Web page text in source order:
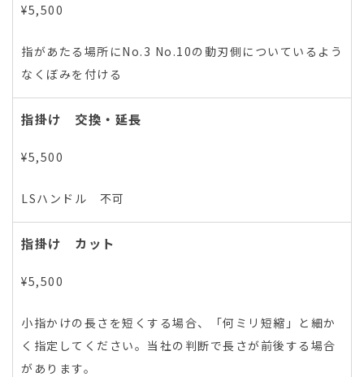
¥5,500
指があたる場所にNo.3 No.10の動刃側についているよう
なくぼみを付ける
指掛け 交換・延長
¥5,500
LSハンドル 不可
指掛け カット
¥5,500
小指かけの長さを短くする場合、「何ミリ短縮」と細か
く指定してください。当社の判断で長さが前後する場合
があります。